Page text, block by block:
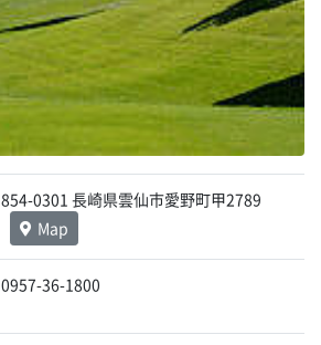
854-0301 長崎県雲仙市愛野町甲2789
Map
0957-36-1800